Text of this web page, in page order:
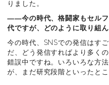
りました。
――今の時代、格闘家もセルフ
代ですが、どのように取り組
今の時代、SNSでの発信はす
だ、どう発信すればより多く
錯誤中ですね。いろいろな方
が、まだ研究段階といったとこ